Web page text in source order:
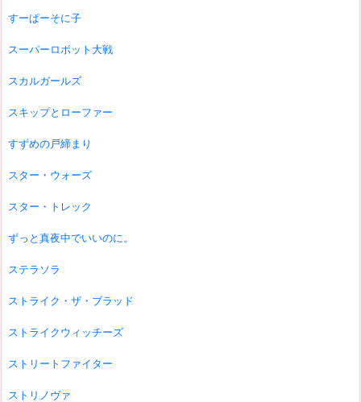
すーぱーそに子
スーパーロボット大戦
スカルガールズ
スキップとローファー
すずめの戸締まり
スター・ウォーズ
スター・トレック
ずっと真夜中でいいのに。
ステラソラ
ストライク・ザ・ブラッド
ストライクウィッチーズ
ストリートファイター
ストリノヴァ